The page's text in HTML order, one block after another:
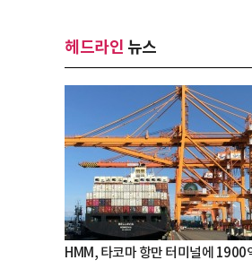
헤드라인 뉴스
HMM, 타코마 항만 터미널에 1900